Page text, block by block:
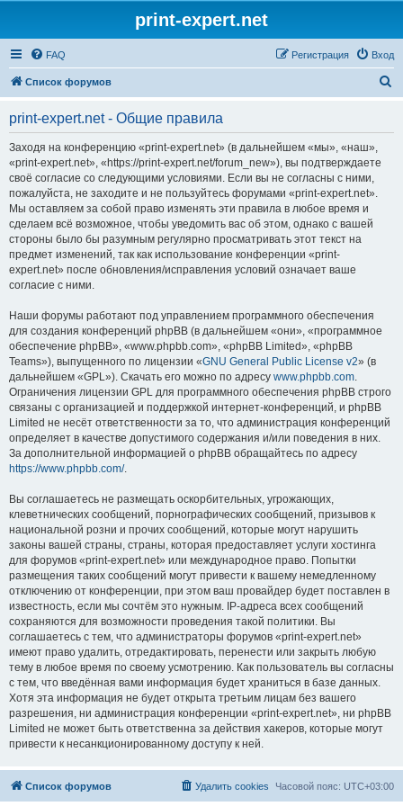
print-expert.net
FAQ Вход
Регистрация
Список форумов
print-expert.net - Общие правила
Заходя на конференцию «print-expert.net» (в дальнейшем «мы», «наш»,
«print-expert.net», «https://print-expert.net/forum_new»), вы подтверждаете
своё согласие со следующими условиями. Если вы не согласны с ними,
пожалуйста, не заходите и не пользуйтесь форумами «print-expert.net».
Мы оставляем за собой право изменять эти правила в любое время и
сделаем всё возможное, чтобы уведомить вас об этом, однако с вашей
стороны было бы разумным регулярно просматривать этот текст на
предмет изменений, так как использование конференции «print-
expert.net» после обновления/исправления условий означает ваше
согласие с ними.
Наши форумы работают под управлением программного обеспечения
для создания конференций phpBB (в дальнейшем «они», «программное
обеспечение phpBB», «www.phpbb.com», «phpBB Limited», «phpBB
Teams»), выпущенного по лицензии «GNU General Public License v2» (в
дальнейшем «GPL»). Скачать его можно по адресу www.phpbb.com.
Ограничения лицензии GPL для программного обеспечения phpBB строго
связаны с организацией и поддержкой интернет-конференций, и phpBB
Limited не несёт ответственности за то, что администрация конференций
определяет в качестве допустимого содержания и/или поведения в них.
За дополнительной информацией о phpBB обращайтесь по адресу
https://www.phpbb.com/.
Вы соглашаетесь не размещать оскорбительных, угрожающих,
клеветнических сообщений, порнографических сообщений, призывов к
национальной розни и прочих сообщений, которые могут нарушить
законы вашей страны, страны, которая предоставляет услуги хостинга
для форумов «print-expert.net» или международное право. Попытки
размещения таких сообщений могут привести к вашему немедленному
отключению от конференции, при этом ваш провайдер будет поставлен в
известность, если мы сочтём это нужным. IP-адреса всех сообщений
сохраняются для возможности проведения такой политики. Вы
соглашаетесь с тем, что администраторы форумов «print-expert.net»
имеют право удалить, отредактировать, перенести или закрыть любую
тему в любое время по своему усмотрению. Как пользователь вы согласны
с тем, что введённая вами информация будет храниться в базе данных.
Хотя эта информация не будет открыта третьим лицам без вашего
разрешения, ни администрация конференции «print-expert.net», ни phpBB
Limited не может быть ответственна за действия хакеров, которые могут
привести к несанкционированному доступу к ней.
Список форумов Часовой пояс: UTC+03:00
Удалить cookies